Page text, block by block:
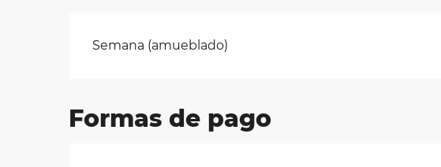
Tarifas 2026
Semana (amueblado)
Formas de pago